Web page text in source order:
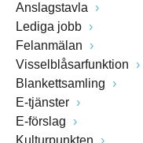
Anslagstavla
Lediga jobb
Felanmälan
Visselblåsarfunktion
Blankettsamling
E-tjänster
E-förslag
Kulturpunkten